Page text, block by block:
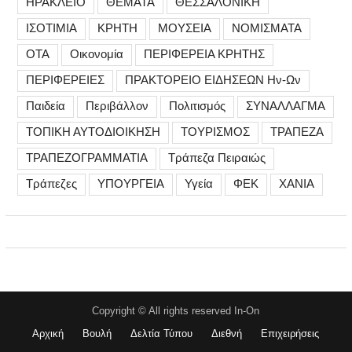
ΙΣΟΤΙΜΙΑ
ΚΡΗΤΗ ΜΟΥΣΕΙΑ
ΝΟΜΙΣΜΑΤΑ
ΟΤΑ
Οικονομία
ΠΕΡΙΦΕΡΕΙΑ ΚΡΗΤΗΣ
ΠΕΡΙΦΕΡΕΙΕΣ
ΠΡΑΚΤΟΡΕΙΟ ΕΙΔΗΣΕΩΝ Ην-Ων
Παιδεία
Περιβάλλον Πολιτισμός
ΣΥΝΑΛΛΑΓΜΑ
ΤΟΠΙΚΗ ΑΥΤΟΔΙΟΙΚΗΣΗ
ΤΟΥΡΙΣΜΟΣ
ΤΡΑΠΕΖΑ
ΤΡΑΠΕΖΟΓΡΑΜΜΑΤΙΑ
Τράπεζα Πειραιώς
Τράπεζες
ΥΠΟΥΡΓΕΙΑ Υγεία ΦΕΚ ΧΑΝΙΑ
Copyright © All rights reserved In-On
Αρχική
Βουλή Δελτία Τύπου Διεθνή
Επιχειρήσεις